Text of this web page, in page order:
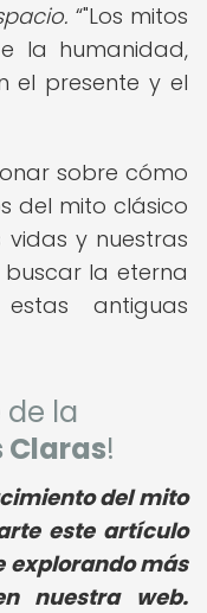
"Los mitos
la humanidad,
el presente y el
sobre cómo
del mito clásico
vidas y nuestras
buscar la eterna
antiguas
de la
Claras!
del mito
este artículo
explorando más
nuestra web.